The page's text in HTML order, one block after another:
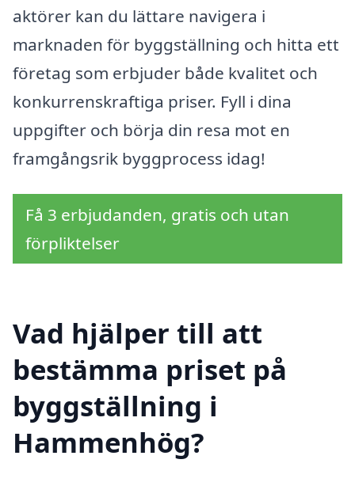
aktörer kan du lättare navigera i
marknaden för byggställning och hitta ett
företag som erbjuder både kvalitet och
konkurrenskraftiga priser. Fyll i dina
uppgifter och börja din resa mot en
framgångsrik byggprocess idag!
Få 3 erbjudanden, gratis och utan
förpliktelser
Vad hjälper till att
bestämma priset på
byggställning i
Hammenhög?